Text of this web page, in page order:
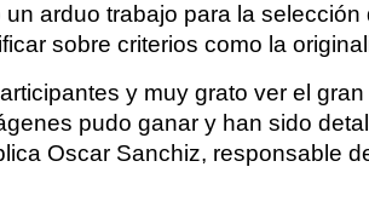
arduo trabajo para la
sobre criterios como la
y muy grato ver el
pudo ganar y han sido
Oscar Sanchiz, responsable